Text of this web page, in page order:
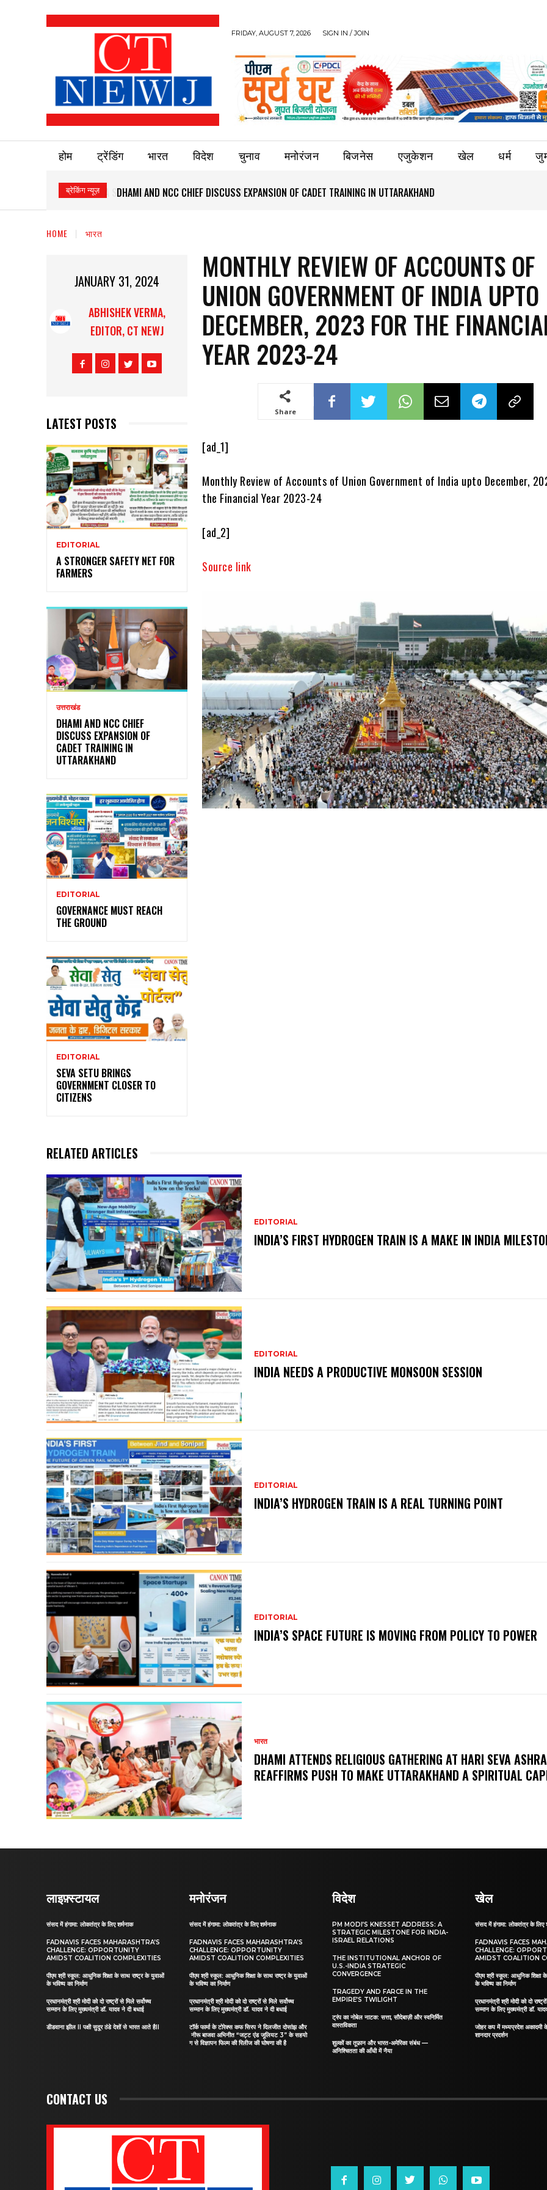
FRIDAY, AUGUST 7, 2026 SIGN IN / JOIN
होम ट्रेंडिंग भारत विदेश चुनाव मनोरंजन बिजनेस एजुकेशन खेल धर्म
ब्रेकिंग न्यूज़ DHAMI AND NCC CHIEF DISCUSS EXPANSION OF CADET TRAINING IN UTTARAKHAND
HOME भारत
JANUARY 31, 2024
ABHISHEK VERMA,
EDITOR, CT NEWJ
LATEST POSTS
EDITORIAL
A STRONGER SAFETY NET FOR
FARMERS
उत्तराखंड
DHAMI AND NCC CHIEF
DISCUSS EXPANSION OF
CADET TRAINING IN
UTTARAKHAND
EDITORIAL
GOVERNANCE MUST REACH
THE GROUND
EDITORIAL
SEVA SETU BRINGS
GOVERNMENT CLOSER TO
CITIZENS
MONTHLY REVIEW OF ACCOUNTS OF
UNION GOVERNMENT OF INDIA UPTO
DECEMBER, 2023 FOR THE
YEAR 2023-24
Share
[ad_1]
Monthly Review of Accounts of Union Government of India upto December,
the Financial Year 2023-24
[ad_2]
Source link
RELATED ARTICLES
EDITORIAL
INDIA’S FIRST HYDROGEN TRAIN IS A MAKE IN INDIA
EDITORIAL
INDIA NEEDS A PRODUCTIVE MONSOON SESSION
EDITORIAL
INDIA’S HYDROGEN TRAIN IS A REAL TURNING POINT
EDITORIAL
INDIA’S SPACE FUTURE IS MOVING FROM POLICY TO POWER
भारत
DHAMI ATTENDS RELIGIOUS GATHERING AT HARI SEVA
REAFFIRMS PUSH TO MAKE UTTARAKHAND A SPIRITUAL
लाइफ़्स्टायल
संसद में हंगामा: लोकतंत्र के लिए शर्मनाक
FADNAVIS FACES MAHARASHTRA’S
CHALLENGE: OPPORTUNITY
AMIDST COALITION COMPLEXITIES
पीएम श्री स्कूल: आधुनिक शिक्षा के साथ राष्ट्र के युवाओं
के भविष्य का निर्माण
प्रधानमंत्री श्री मोदी को दो राष्ट्रों से मिले सर्वोच्च
सम्मान के लिए मुख्यमंत्री डॉ. यादव ने दी बधाई
डीडवाना झील II पक्षी सुदूर ठंडे देशों से भारत आते हैII
मनोरंजन
संसद में हंगामा: लोकतंत्र के लिए शर्मनाक
FADNAVIS FACES MAHARASHTRA’S
CHALLENGE: OPPORTUNITY
AMIDST COALITION COMPLEXITIES
पीएम श्री स्कूल: आधुनिक शिक्षा के साथ राष्ट्र के युवाओं
के भविष्य का निर्माण
प्रधानमंत्री श्री मोदी को दो राष्ट्रों से मिले सर्वोच्च
सम्मान के लिए मुख्यमंत्री डॉ. यादव ने दी बधाई
टॉर्क फार्मा के टोरेक्स कफ सिरप ने दिलजीत दोसांझ और
नीरू बाजवा अभिनीत “जट्ट एंड जूलियट 3” के सहयो
ग से विज्ञापन फिल्म की रिलीज की घोषणा की है
विदेश
PM MODI’S KNESSET ADDRESS: A
STRATEGIC MILESTONE FOR INDIA-
ISRAEL RELATIONS
THE INSTITUTIONAL ANCHOR OF
U.S.-INDIA STRATEGIC
CONVERGENCE
TRAGEDY AND FARCE IN THE
EMPIRE’S TWILIGHT
ट्रंप का नोबेल नाटक: सत्ता, सौदेबाज़ी और स्वनिर्मित
वास्तविकता
शुल्कों का तूफ़ान और भारत-अमेरिका संबंध —
अनिश्चितता की आँधी में नैया
खेल
संसद में हंगामा: लोकतंत्र के लिए
FADNAVIS FACES
CHALLENGE:
AMIDST COALITION
पीएम श्री स्कूल: आधुनिक शिक्षा
के भविष्य का निर्माण
प्रधानमंत्री श्री मोदी को दो
सम्मान के लिए मुख्यमंत्री डॉ.
जोहर कप में मध्यप्रदेश अकादमी
शानदार प्रदर्शन
CONTACT US